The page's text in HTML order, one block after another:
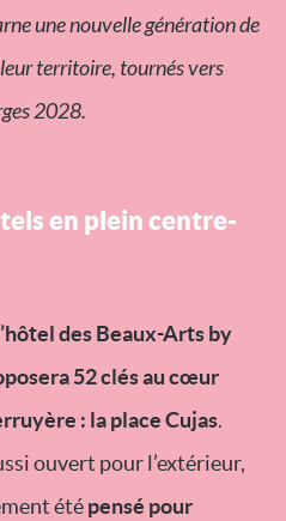
une nouvelle génération de
territoire, tournés vers
2028.
en plein centre-
des Beaux-Arts by
52 clés au cœur
: la place Cujas.
ouvert pour l’extérieur,
étépensé pour